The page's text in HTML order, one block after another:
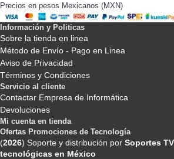
Precios en pesos Mexicanos (MXN)
Información y Politicas
Sobre la tienda en linea
Método de Envío - Pago en Linea
Aviso de Privacidad
Términos y Condiciones
Servicio al cliente
Contactar Empresa de Informática
Devoluciones
Mi cuenta en tienda
Ofertas Promociones de Tecnología
(2026) Soporte y distribución por Soportes
tecnológicas en México